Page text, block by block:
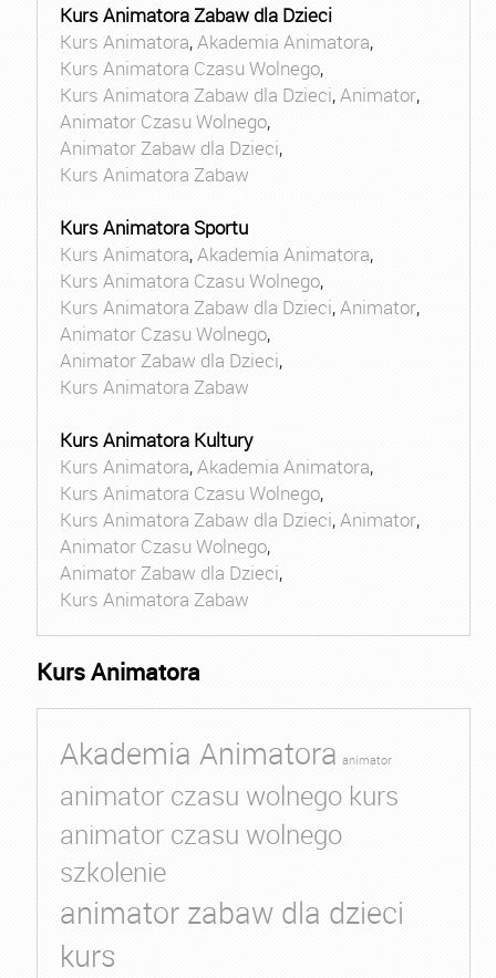
Kurs Animatora Zabaw dla Dzieci
Kurs Animatora,Akademia Animatora,
Kurs Animatora Czasu Wolnego,
Kurs Animatora Zabaw dla Dzieci,Animator,
Animator Czasu Wolnego,
Animator Zabaw dla Dzieci,
Kurs Animatora Zabaw
Kurs Animatora Sportu
Kurs Animatora,Akademia Animatora,
Kurs Animatora Czasu Wolnego,
Kurs Animatora Zabaw dla Dzieci,Animator,
Animator Czasu Wolnego,
Animator Zabaw dla Dzieci,
Kurs Animatora Zabaw
Kurs Animatora Kultury
Kurs Animatora,Akademia Animatora,
Kurs Animatora Czasu Wolnego,
Kurs Animatora Zabaw dla Dzieci,Animator,
Animator Czasu Wolnego,
Animator Zabaw dla Dzieci,
Kurs Animatora Zabaw
Kurs Animatora
Akademia Animatora animator
animator czasu wolnego kurs
animator czasu wolnego
szkolenie
animator zabaw dla dzieci
kurs